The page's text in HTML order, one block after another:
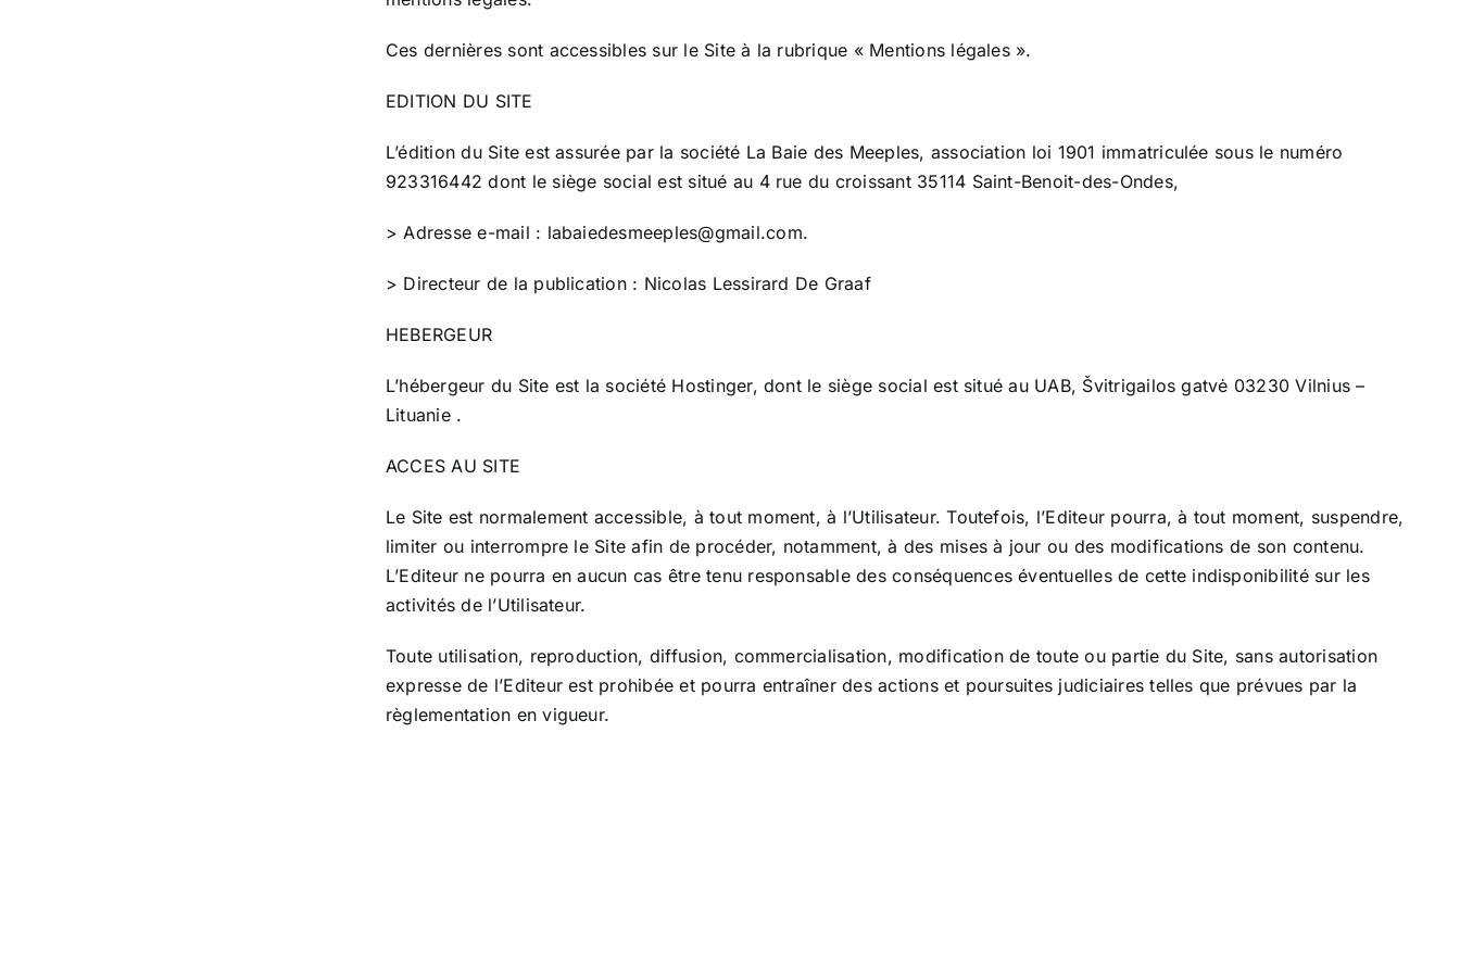
Ces dernières sont accessibles sur le Site à la rubrique « Mentions légales ».
EDITION DU SITE
L’édition du Site est assurée par la société La Baie des Meeples, association loi 1901 immatriculée sous le numéro
923316442 dont le siège social est situé au 4 rue du croissant 35114 Saint-Benoit-des-Ondes,
> Adresse e-mail : labaiedesmeeples@gmail.com.
> Directeur de la publication : Nicolas Lessirard De Graaf
HEBERGEUR
L’hébergeur du Site est la société Hostinger, dont le siège social est situé au UAB, Švitrigailos gatvė 03230 Vilnius –
Lituanie .
ACCES AU SITE
Le Site est normalement accessible, à tout moment, à l’Utilisateur. Toutefois, l’Editeur pourra, à tout moment, suspendre,
limiter ou interrompre le Site afin de procéder, notamment, à des mises à jour ou des modifications de son contenu.
L’Editeur ne pourra en aucun cas être tenu responsable des conséquences éventuelles de cette indisponibilité sur les
activités de l’Utilisateur.
Toute utilisation, reproduction, diffusion, commercialisation, modification de toute ou partie du Site , sans autorisation
expresse de l’Editeur est prohibée et pourra entraîner des actions et poursuites judiciaires telles que prévues par la
règlementation en vigueur.